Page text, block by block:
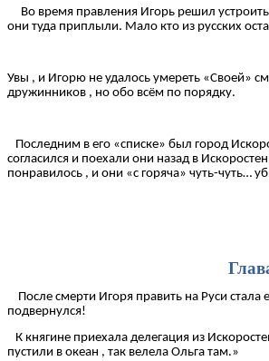
Во время правления Игорь решил устроить
они туда приплыли. Мало кто из русских
Увы , и Игорю не удалось умереть «Своей»
дружинников , но обо всём по порядку.
Последним в его «списке» был город
согласился и поехали они назад в
понравилось , и они «с горяча» чуть-чуть…
Глава
После смерти Игоря править на Руси
подвернулся!
К княгине приехала делегация из
пустили в океан , так велела Ольга там.»